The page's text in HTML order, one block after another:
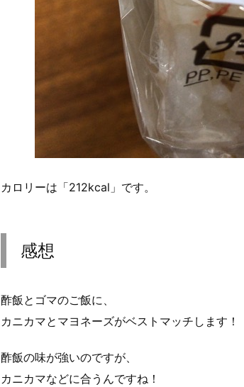
カロリーは「212kcal」です。
感想
酢飯とゴマのご飯に、
カニカマとマヨネーズがベストマッチします！
酢飯の味が強いのですが、
カニカマなどに合うんですね！